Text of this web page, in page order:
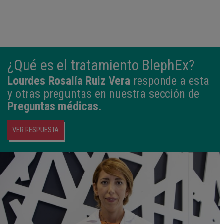
¿Qué es el tratamiento BlephEx?
Lourdes Rosalía Ruiz Vera responde a esta
y otras preguntas en nuestra sección de
Preguntas médicas.
VER RESPUESTA